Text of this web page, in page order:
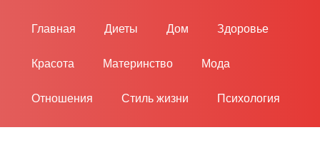
Главная Диеты Дом Здоровье
Красота Материнство Мода
Отношения Стиль жизни Психология